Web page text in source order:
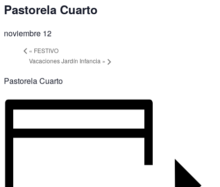
Pastorela Cuarto
noviembre 12
« FESTIVO
Vacaciones Jardín Infancia »
Pastorela Cuarto